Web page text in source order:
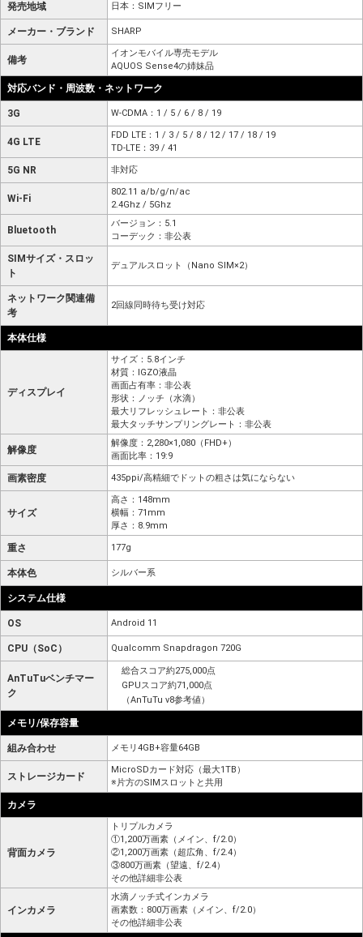
発売地域 日本：SIMフリー
メーカー・ブランド SHARP
備考
イオンモバイル専売モデル
AQUOS Sense4の姉妹品
対応バンド・周波数・ネットワーク
3G W-CDMA：1 / 5 / 6 / 8 / 19
4G LTE
FDD LTE：1 / 3 / 5 / 8 / 12 / 17 / 18 / 19
TD-LTE：39 / 41
5G NR 非対応
Wi-Fi
802.11 a/b/g/n/ac
2.4Ghz / 5Ghz
Bluetooth
バージョン：5.1
コーデック：非公表
SIMサイズ・スロッ
ト
デュアルスロット（Nano SIM×2）
ネットワーク関連備
考
2回線同時待ち受け対応
本体仕様
ディスプレイ
サイズ：5.8インチ
材質：IGZO液晶
画面占有率：非公表
形状：ノッチ（水滴）
最大リフレッシュレート：非公表
最大タッチサンプリングレート：非公表
解像度
解像度：2,280×1,080（FHD+）
画面比率：19:9
画素密度 435ppi/高精細でドットの粗さは気にならない
サイズ
高さ：148mm
横幅：71mm
厚さ：8.9mm
重さ 177g
本体色 シルバー系
システム仕様
OS Android 11
CPU（SoC） Qualcomm Snapdragon 720G
AnTuTuベンチマー
ク
総合スコア約275,000点
GPUスコア約71,000点
（AnTuTu v8参考値）
メモリ/保存容量
組み合わせ メモリ4GB+容量64GB
ストレージカード
MicroSDカード対応（最大1TB）
※片方のSIMスロットと共用
カメラ
背面カメラ
トリプルカメラ
①1,200万画素（メイン、f/2.0）
②1,200万画素（超広角、f/2.4）
③800万画素（望遠、f/2.4）
その他詳細非公表
インカメラ
水滴ノッチ式インカメラ
画素数：800万画素（メイン、f/2.0）
その他詳細非公表